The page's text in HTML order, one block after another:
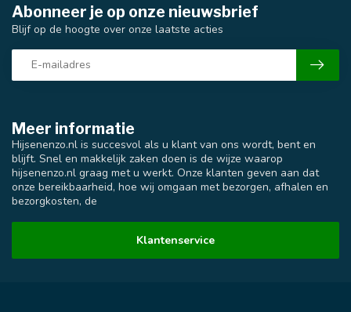
Meer informatie
Hijsenenzo.nl is succesvol als u klant van ons wordt, bent en
blijft. Snel en makkelijk zaken doen is de wijze waarop
hijsenenzo.nl graag met u werkt. Onze klanten geven aan dat
onze bereikbaarheid, hoe wij omgaan met bezorgen, afhalen en
bezorgkosten, de
Klantenservice
Abonneer je op onze nieuwsbrief
Blijf op de hoogte over onze laatste acties